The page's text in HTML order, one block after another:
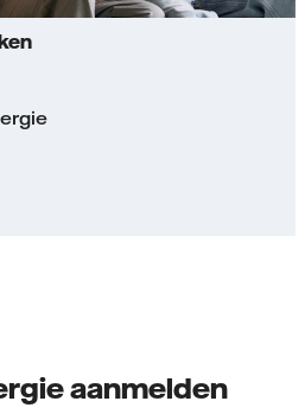
aanmelden